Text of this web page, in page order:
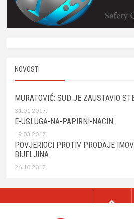
NOVOSTI
MURATOVIĆ: SUD JE ZAUSTAVIO
31.01.2017.
E-USLUGA-NA-PAPIRNI-NACIN
19.03.2017.
POVJERIOCI PROTIV PRODAJE
BIJELJINA
26.10.2017.